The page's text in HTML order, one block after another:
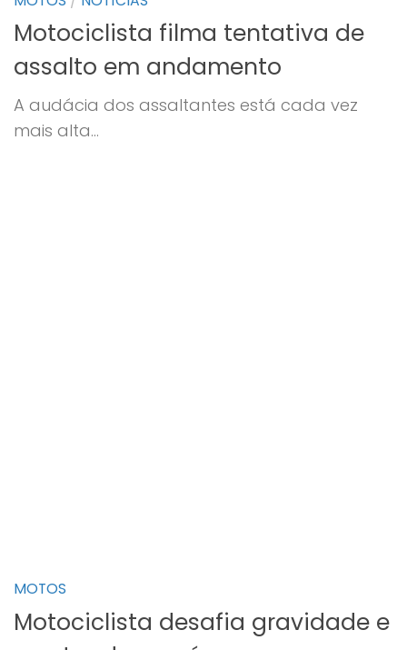
Motociclista filma tentativa de
assalto em andamento
A audácia dos assaltantes está cada vez
mais alta…
MOTOS
Motociclista desafia gravidade e